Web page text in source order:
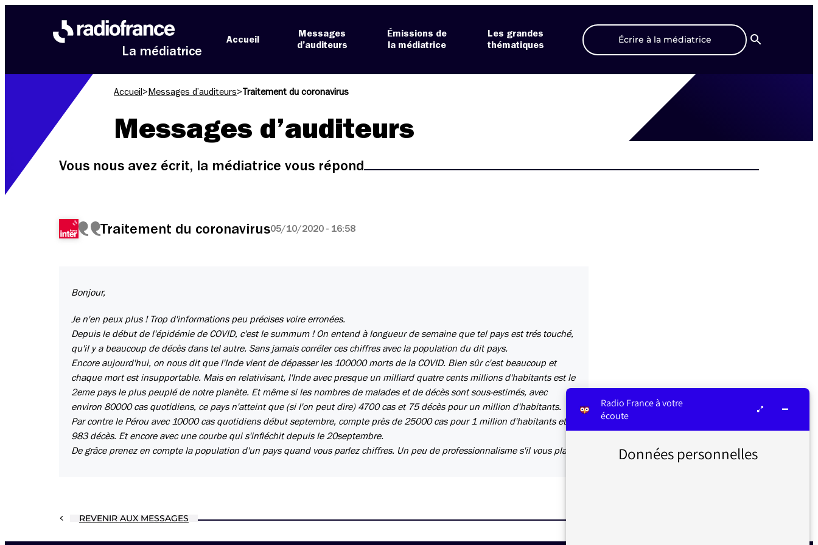
La médiatrice
Accueil
Messages
d’auditeurs
Émissions de
la médiatrice
Les grandes
thématiques
Écrire à la médiatrice
Recherche
Accueil > Messages d’auditeurs>Traitement du coronavirus
Messages d’auditeurs
Vous nous avez écrit, la médiatrice vous répond
Traitement du coronavirus05/10/2020 - 16:58
Bonjour,
Je n'en peux plus ! Trop d'informations peu précises voire erronées.
Depuis le début de l'épidémie de COVID, c'est le summum ! On entend à longueur de semaine que tel pays est trés touché,
qu'il y a beaucoup de décès dans tel autre. Sans jamais corréler ces chiffres avec la population du dit pays.
Encore aujourd'hui, on nous dit que l'Inde vient de dépasser les 100000 morts de la COVID. Bien sûr c'est beaucoup et
chaque mort est insupportable. Mais en relativisant, l'Inde avec presque un milliard quatre cents millions d'habitants est le
2eme pays le plus peuplé de notre planète. Et même si les nombres de malades et de décès sont sous-estimés, avec
environ 80000 cas quotidiens, ce pays n'atteint que (si l'on peut dire) 4700 cas et 75 décès pour un million d'habitants.
Par contre le Pérou avec 10000 cas quotidiens début septembre, compte près de 25000 cas pour 1 million d'habitants et
983 décès. Et encore avec une courbe qui s'infléchit depuis le 20septembre.
De grâce prenez en compte la population d'un pays quand vous parlez chiffres. Un peu de professionnalisme s'il vous plaît.
REVENIR AUX MESSAGES
Radio France à votre
écoute
Données personnelles